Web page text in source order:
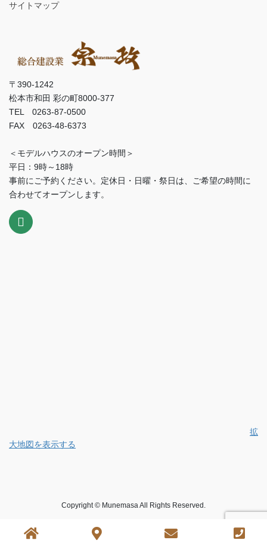
サイトマップ
〒390-1242
松本市和田 彩の町8000-377
TEL 0263-87-0500
FAX 0263-48-6373
＜モデルハウスのオープン時間＞
平日：9時～18時
事前にご予約ください。定休日・日曜・祭日は、ご希望の時間に
合わせてオープンします。
拡
大地図を表示する
Copyright © Munemasa All Rights Reserved.